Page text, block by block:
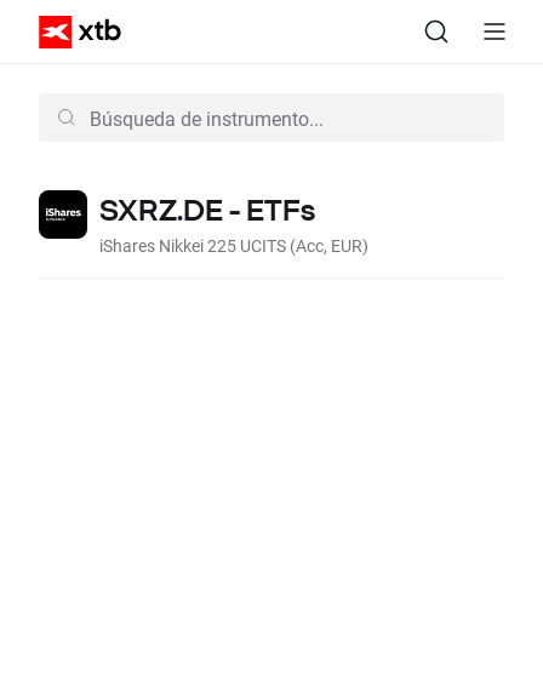
SXRZ.DE - ETFs
iShares Nikkei 225 UCITS (Acc, EUR)